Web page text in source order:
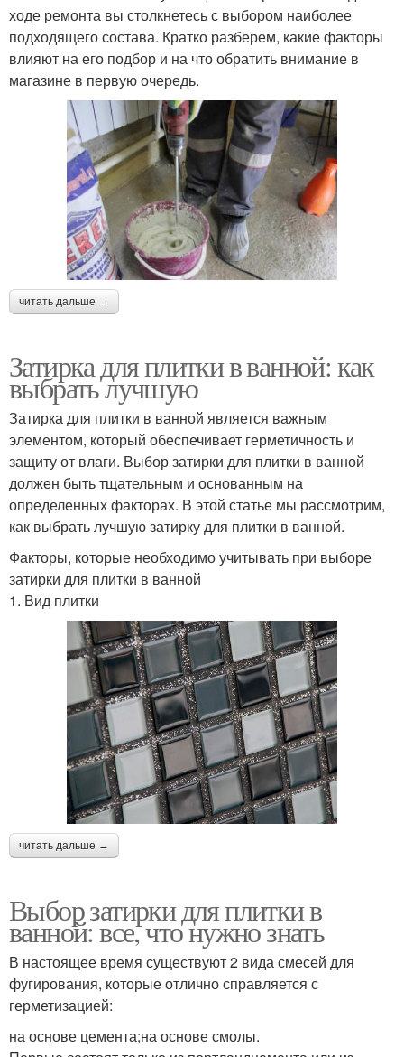
ходе ремонта вы столкнетесь с выбором наиболее
подходящего состава. Кратко разберем, какие факторы
влияют на его подбор и на что обратить внимание в
магазине в первую очередь.
читать дальше →
Затирка для плитки в ванной: как
выбрать лучшую
Затирка для плитки в ванной является важным
элементом, который обеспечивает герметичность и
защиту от влаги. Выбор затирки для плитки в ванной
должен быть тщательным и основанным на
определенных факторах. В этой статье мы рассмотрим,
как выбрать лучшую затирку для плитки в ванной.
Факторы, которые необходимо учитывать при выборе
затирки для плитки в ванной
1. Вид плитки
читать дальше →
Выбор затирки для плитки в
ванной: все, что нужно знать
В настоящее время существуют 2 вида смесей для
фугирования, которые отлично справляется с
герметизацией:
на основе цемента;на основе смолы.